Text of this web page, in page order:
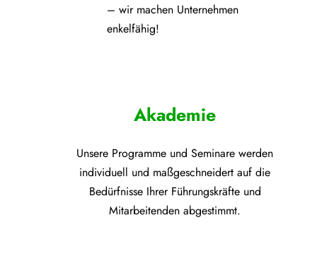
– wir machen Unternehmen
enkelfähig!
Akademie
Unsere Programme und Seminare werden
individuell und maßgeschneidert auf die
Bedürfnisse Ihrer Führungskräfte und
Mitarbeitenden abgestimmt.